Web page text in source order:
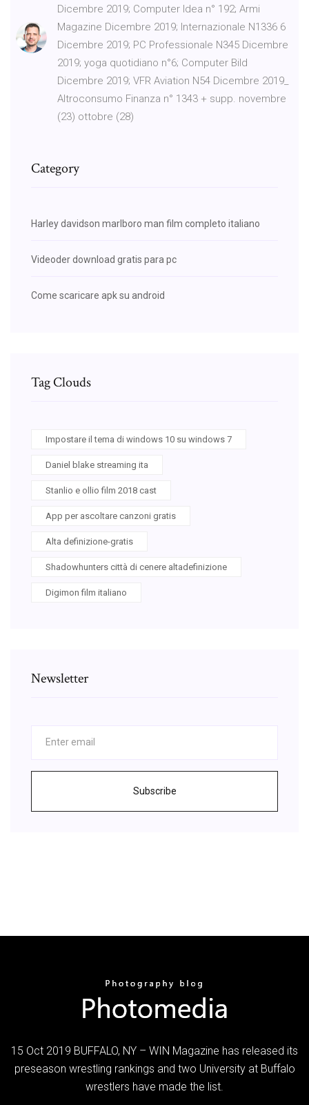
Dicembre 2019; Computer Idea n° 192; Armi
Magazine Dicembre 2019; Internazionale N1336 6
Dicembre 2019; PC Professionale N345 Dicembre
2019; yoga quotidiano n°6; Computer Bild
Dicembre 2019; VFR Aviation N54 Dicembre 2019_
Altroconsumo Finanza n° 1343 + supp. novembre
(23) ottobre (28)
Category
Harley davidson marlboro man film completo italiano
Videoder download gratis para pc
Come scaricare apk su android
Tag Clouds
Impostare il tema di windows 10 su windows 7
Daniel blake streaming ita
Stanlio e ollio film 2018 cast
App per ascoltare canzoni gratis
Alta definizione-gratis
Shadowhunters città di cenere altadefinizione
Digimon film italiano
Newsletter
Subscribe
15 Oct 2019 BUFFALO, NY – WIN Magazine has released its
preseason wrestling rankings and two University at Buffalo
wrestlers have made the list.